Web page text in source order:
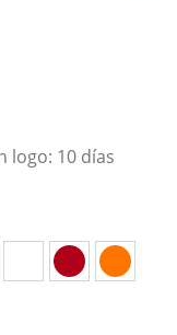
logo: 10 días